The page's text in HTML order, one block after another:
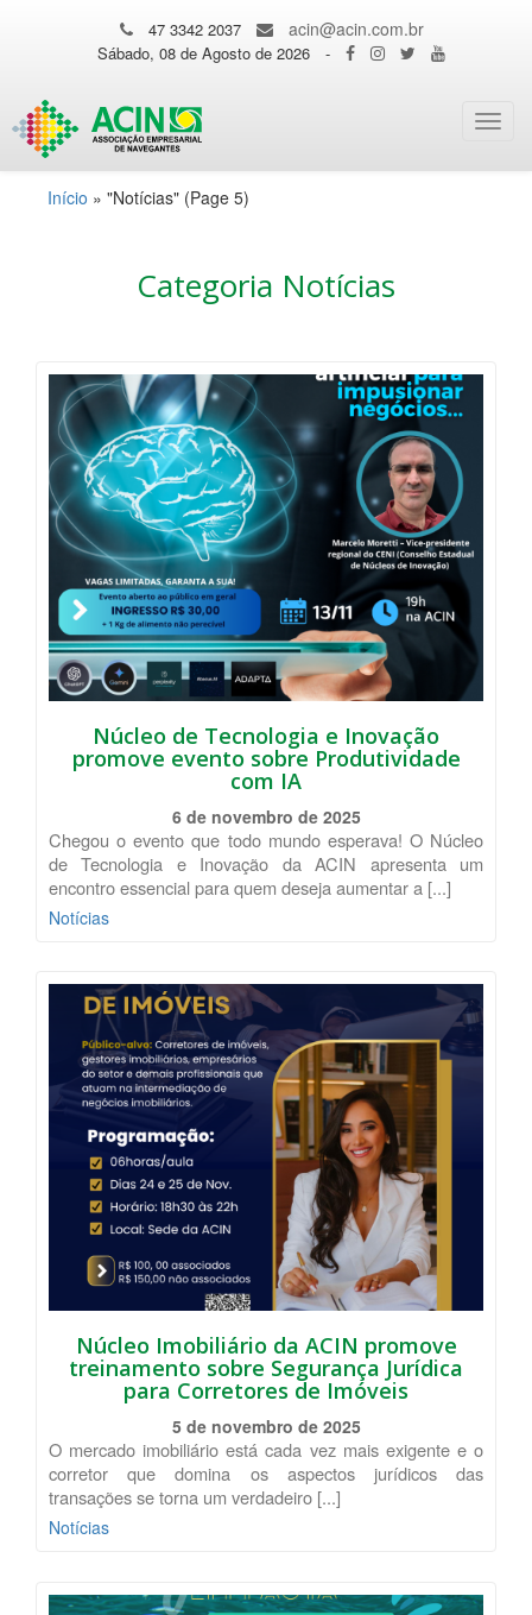
47 3342 2037 acin@acin.com.br
Sábado, 08 de Agosto de 2026 -
Início » "Notícias" (Page 5)
Categoria Notícias
Núcleo de Tecnologia e Inovação
promove evento sobre Produtividade
com IA
6 de novembro de 2025
Chegou o evento que todo mundo esperava! O Núcleo
de Tecnologia e Inovação da ACIN apresenta um
encontro essencial para quem deseja aumentar a [...]
Notícias
Núcleo Imobiliário da ACIN promove
treinamento sobre Segurança Jurídica
para Corretores de Imóveis
5 de novembro de 2025
O mercado imobiliário está cada vez mais exigente e o
corretor que domina os aspectos jurídicos das
transações se torna um verdadeiro [...]
Notícias